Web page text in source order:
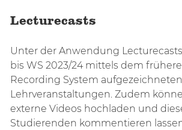
Lecturecasts
Unter der Anwendung
bis WS 2023/24 mittels dem
Recording System aufgezeichneten
Lehrveranstaltungen. Zudem
externe Videos hochladen und
Studierenden kommentieren